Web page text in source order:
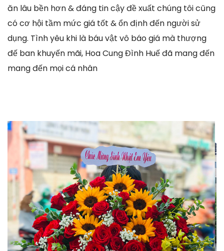
ăn lâu bền hơn & đáng tin cậy đề xuất chúng tôi cũng
có cơ hội tầm mức giá tốt & ổn định đến người sử
dụng. Tình yêu khi là báu vật vô báo giá mà thượng
đế ban khuyến mãi, Hoa Cung Đình Huế đã mang đến
mang đến mọi cá nhân